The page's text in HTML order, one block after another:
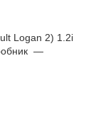
Logan 2) 1.2i
―